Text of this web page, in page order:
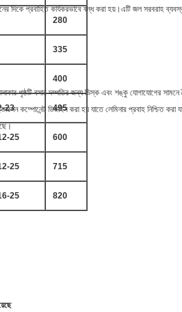
280
335
400
23 495
25 600
25 715
25 820
প্রবাহিত কার্যকরভাবে বন্ধ করা হয়।এটি জল সরবরাহ
পৃষ্ঠটি বসার দম্পতির জন্য ডিস্ক এবং শঙ্কু যোগাযোগের
কম্পোনেন্ট ডিজাইন করা হয় যাতে লেমিনার প্রবাহ নিশ্চিত